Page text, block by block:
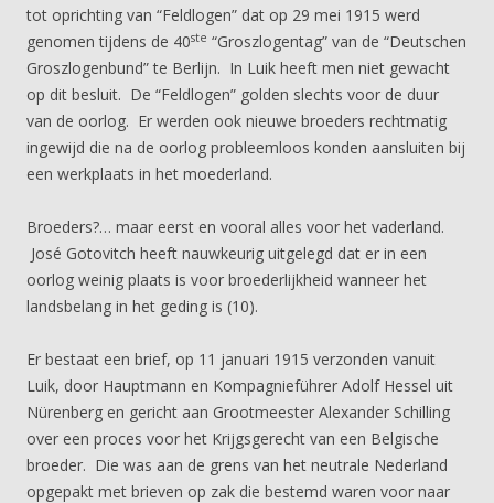
tot oprichting van “Feldlogen” dat op 29 mei 1915 werd
genomen tijdens de 40ste “Groszlogentag” van de “Deutschen
Groszlogenbund” te Berlijn. In Luik heeft men niet gewacht
op dit besluit. De “Feldlogen” golden slechts voor de duur
van de oorlog. Er werden ook nieuwe broeders rechtmatig
ingewijd die na de oorlog probleemloos konden aansluiten bij
een werkplaats in het moederland.
Broeders?… maar eerst en vooral alles voor het vaderland.
José Gotovitch heeft nauwkeurig uitgelegd dat er in een
oorlog weinig plaats is voor broederlijkheid wanneer het
landsbelang in het geding is (10).
Er bestaat een brief, op 11 januari 1915 verzonden vanuit
Luik, door Hauptmann en Kompagnieführer Adolf Hessel uit
Nürenberg en gericht aan Grootmeester Alexander Schilling
over een proces voor het Krijgsgerecht van een Belgische
broeder. Die was aan de grens van het neutrale Nederland
opgepakt met brieven op zak die bestemd waren voor naar